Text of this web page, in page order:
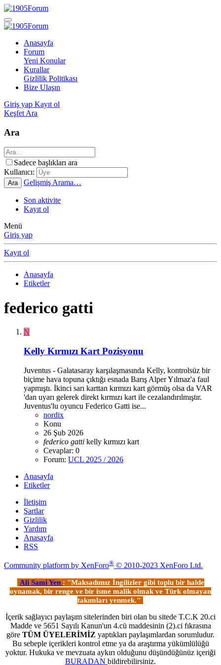
Anasayfa
Forum
Yeni Konular
Kurallar
Gizlilik Politikası
Bize Ulaşın
Giriş yap Kayıt ol
Keşfet Ara
Ara
Sadece başlıkları ara
Kullanıcı:
Ara Gelişmiş Arama…
Son aktivite
Kayıt ol
Menü
Giriş yap
Kayıt ol
Anasayfa
Etiketler
federico gatti
N
Kelly Kırmızı Kart Pozisyonu
Juventus - Galatasaray karşılaşmasında Kelly, kontrolsüz bir
biçime hava topuna çıktığı esnada Barış Alper Yılmaz'a faul
yapmıştı. İkinci sarı karttan kırmızı kart görmüş olsa da VAR
'dan uyarı gelerek direkt kırmızı kart ile cezalandırılmıştır.
Juventus'lu oyuncu Federico Gatti ise...
nordix
Konu
26 Şub 2026
federico gatti kelly kırmızı kart
Cevaplar: 0
Forum: UCL 2025 / 2026
Anasayfa
Etiketler
İletişim
Şartlar
Gizlilik
Yardım
Anasayfa
RSS
Community platform by XenForo® © 2010-2023 XenForo Ltd.
Ali Sami Yen : "Maksadımız İngilizler gibi toplu bir halde
oynamak, bir renge ve bir isme malik olmak ve Türk olmayan
takımları yenmek."
İçerik sağlayıcı paylaşım sitelerinden biri olan bu sitede T.C.K 20.ci
Madde ve 5651 Sayılı Kanun'un 4.cü maddesinin (2).ci fıkrasına
göre TÜM ÜYELERİMİZ yaptıkları paylaşımlardan sorumludur.
Bu sebeple içerikleri kontrol etme ya da araştırma yükümlülüğü
yoktur. Hukuka ve mevzuata aykırı olduğunu düşündüğünüz içeriği
BURADAN bildirebilirsiniz.